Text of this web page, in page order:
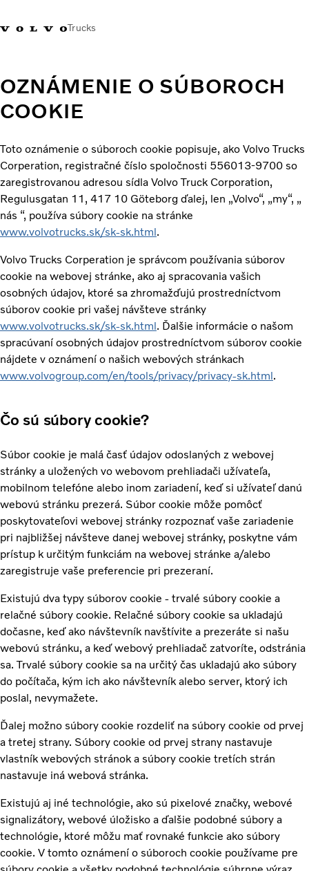
Trucks
Segmentácia dopravy
Služby
Predajná a servisná sieť
Novinky
O nás
Kontaktujte nás
Kariéra
OZNÁMENIE O SÚBOROCH
COOKIE
Toto oznámenie o súboroch cookie popisuje, ako Volvo Trucks
Corperation, registračné číslo spoločnosti 556013-9700 so
zaregistrovanou adresou sídla Volvo Truck Corporation,
Regulusgatan 11, 417 10 Göteborg ďalej, len „Volvo“, „my“, „
nás “, používa súbory cookie na stránke
www.volvotrucks.sk/sk-sk.html.
Volvo Trucks Corperation je správcom používania súborov
cookie na webovej stránke, ako aj spracovania vašich
osobných údajov, ktoré sa zhromažďujú prostredníctvom
súborov cookie pri vašej návšteve stránky
www.volvotrucks.sk/sk-sk.html. Ďalšie informácie o našom
spracúvaní osobných údajov prostredníctvom súborov cookie
nájdete v oznámení o našich webových stránkach
www.volvogroup.com/en/tools/privacy/privacy-sk.html.
Čo sú súbory cookie?
Súbor cookie je malá časť údajov odoslaných z webovej
stránky a uložených vo webovom prehliadači užívateľa,
mobilnom telefóne alebo inom zariadení, keď si užívateľ danú
webovú stránku prezerá. Súbor cookie môže pomôcť
poskytovateľovi webovej stránky rozpoznať vaše zariadenie
pri najbližšej návšteve danej webovej stránky, poskytne vám
prístup k určitým funkciám na webovej stránke a/alebo
zaregistruje vaše preferencie pri prezeraní.
Existujú dva typy súborov cookie - trvalé súbory cookie a
relačné súbory cookie. Relačné súbory cookie sa ukladajú
dočasne, keď ako návštevník navštívite a prezeráte si našu
webovú stránku, a keď webový prehliadač zatvoríte, odstránia
sa. Trvalé súbory cookie sa na určitý čas ukladajú ako súbory
do počítača, kým ich ako návštevník alebo server, ktorý ich
poslal, nevymažete.
Ďalej možno súbory cookie rozdeliť na súbory cookie od prvej
a tretej strany. Súbory cookie od prvej strany nastavuje
vlastník webových stránok a súbory cookie tretích strán
nastavuje iná webová stránka.
Existujú aj iné technológie, ako sú pixelové značky, webové
signalizátory, webové úložisko a ďalšie podobné súbory a
technológie, ktoré môžu mať rovnaké funkcie ako súbory
cookie. V tomto oznámení o súboroch cookie používame pre